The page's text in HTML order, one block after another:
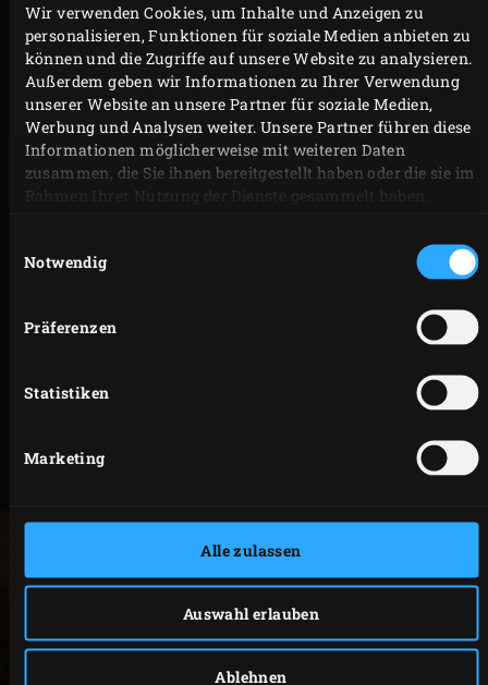
Wir verwenden Cookies, um Inhalte und Anzeigen zu
personalisieren, Funktionen für soziale Medien anbieten zu
können und die Zugriffe auf unsere Website zu analysieren.
Außerdem geben wir Informationen zu Ihrer Verwendung
unserer Website an unsere Partner für soziale Medien,
Werbung und Analysen weiter. Unsere Partner führen diese
Informationen möglicherweise mit weiteren Daten
zusammen, die Sie ihnen bereitgestellt haben oder die sie im
Rahmen Ihrer Nutzung der Dienste gesammelt haben.
Notwendig
Präferenzen
Statistiken
Marketing
Alle zulassen
Auswahl erlauben
Ablehnen
Gusseisenpfanne glänzt wieder wie neu.
Modell Artikel-Nr
2XL, XLarge,
Large
127846
CORDON BLEU WILDENTE MIT
UND KOCHBIRNEN
GESCHMORTE